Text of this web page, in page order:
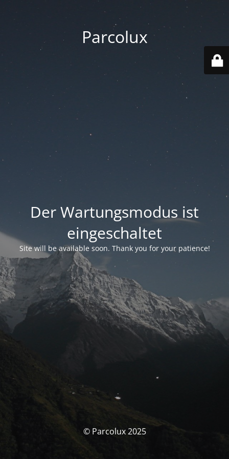
Parcolux
Der Wartungsmodus ist
eingeschaltet
Site will be available soon. Thank you for your patience!
© Parcolux 2025